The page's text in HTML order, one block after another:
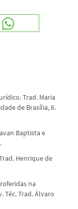
Trad. Maria
de Brasília, 6.
Baptista e
Henrique de
na
Téc. Trad. Álvaro